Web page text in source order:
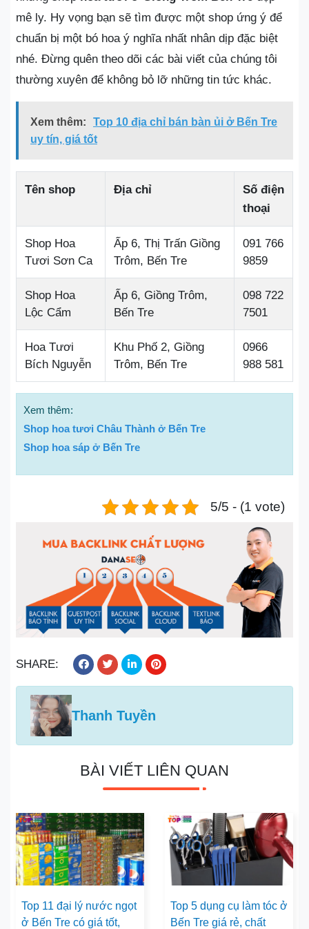
mê ly. Hy vọng bạn sẽ tìm được một shop ứng ý để
chuẩn bị một bó hoa ý nghĩa nhất nhân dịp đặc biệt
nhé. Đừng quên theo dõi các bài viết của chúng tôi
thường xuyên để không bỏ lỡ những tin tức khác.
Xem thêm:
Top 10 địa chỉ bán bàn ủi ở Bến Tre
uy tín, giá tốt
Tên shop Địa chỉ
Số điện
thoại
Shop Hoa
Tươi Sơn Ca
Ấp 6, Thị Trấn Giồng
Trôm, Bến Tre
091 766
9859
Shop Hoa
Lộc Cẩm
Ấp 6, Giồng Trôm,
Bến Tre
098 722
7501
Hoa Tươi
Bích Nguyễn
Khu Phố 2, Giồng
Trôm, Bến Tre
0966
988 581
Xem thêm:
Shop hoa tươi Châu Thành ở Bến Tre
Shop hoa sáp ở Bến Tre
5/5 - (1 vote)
SHARE:
Thanh Tuyền
BÀI VIẾT LIÊN QUAN
Top 11 đại lý nước ngọt
ở Bến Tre có giá tốt,
Top 5 dụng cụ làm tóc ở
Bến Tre giá rẻ, chất